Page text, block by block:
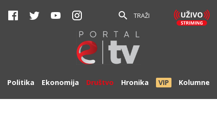
TRAŽI
Politika Ekonomija Društvo Hronika VIP Kolumne